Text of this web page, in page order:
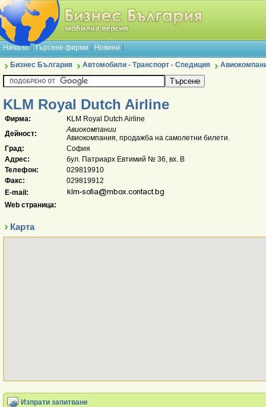
Начало Търсене фирми Новини
Бизнес България Автомобили - Транспорт - Спедиция
KLM Royal Dutch Airline
Фирма:
KLM Royal Dutch Airline
Дейност:
Авиокомпании
Авиокомпания, продажба на самолетни билети.
Град:
София
Адрес:
бул. Патриарх Евтимий № 36, вх. В
Телефон:
029819910
Факс:
029819912
E-mail:
Web страница:
Карта
Изпрати запитване